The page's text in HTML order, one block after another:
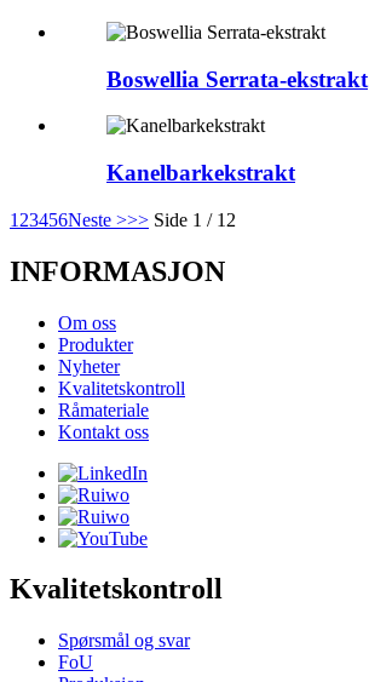
Boswellia Serrata-ekstrakt
Kanelbarkekstrakt
1 23456Neste >>> Side 1 / 12
INFORMASJON
Om oss
Produkter
Nyheter
Kvalitetskontroll
Råmateriale
Kontakt oss
Kvalitetskontroll
Spørsmål og svar
FoU